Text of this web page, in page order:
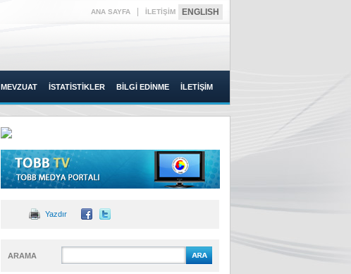
ANA SAYFA İLETİŞİM ENGLISH
MEVZUAT İSTATİSTİKLER BİLGİ EDİNME İLETİŞİM
Yazdır
ARAMA